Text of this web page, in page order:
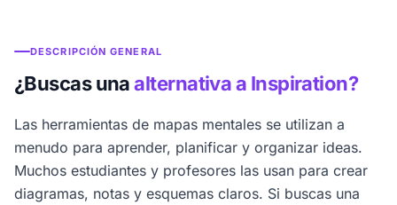
DESCRIPCIÓN GENERAL
¿Buscas unaalternativa a Inspiration?
Las herramientas de mapas mentales se utilizan a
menudo para aprender, planificar y organizar ideas.
Muchos estudiantes y profesores las usan para crear
diagramas, notas y esquemas claros. Si buscas una